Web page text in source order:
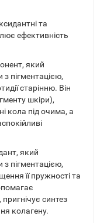
та
ефективність
який
пігментацією,
старінню. Він
шкіри),
кола під очима, а
який
пігментацією,
її пружності та
синтез
колагену.